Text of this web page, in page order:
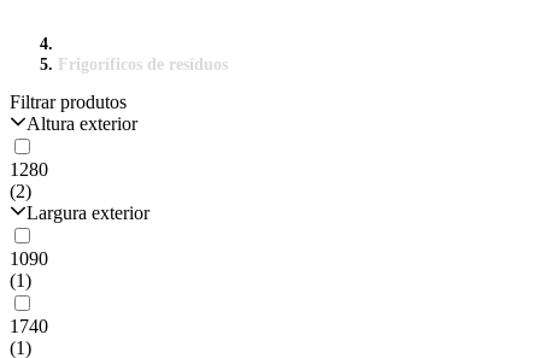
Frigoríficos de resíduos
Filtrar produtos
Altura exterior
1280
(2)
Largura exterior
1090
(1)
1740
(1)